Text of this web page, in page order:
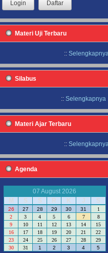
Materi Uji Terbaru
::
Silabus
:: Selengkapnya
Materi Ajar Terbaru
::
Agenda
07 August 2026
M
S S R K J S
26 27 28 29 30 31
1
2
3 4 5 6 7
8
9
10 11 12 13 14
15
16
17 18 19 20 21
22
23
24 25 26 27 28
29
30
31 1 2 3 4 5